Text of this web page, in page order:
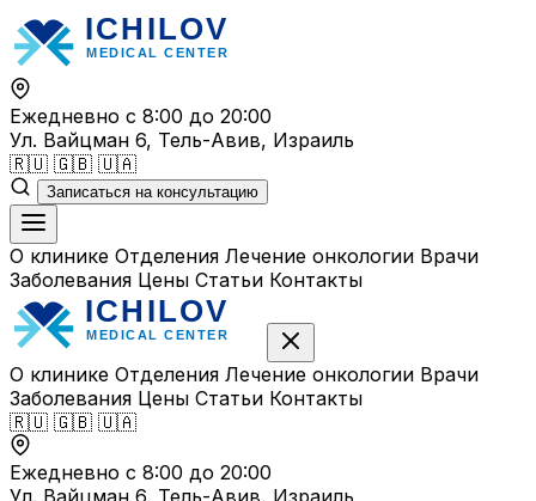
Перейти
к
содержимому
Ежедневно с 8:00 до 20:00
Ул. Вайцман 6, Тель-Авив, Израиль
🇷🇺 🇬🇧 🇺🇦
Записаться на консультацию
О клинике Отделения Лечение онкологии Врачи
Заболевания Цены Статьи Контакты
О клинике Отделения Лечение онкологии Врачи
Заболевания Цены Статьи Контакты
🇷🇺 🇬🇧 🇺🇦
Ежедневно с 8:00 до 20:00
Ул. Вайцман 6, Тель-Авив, Израиль